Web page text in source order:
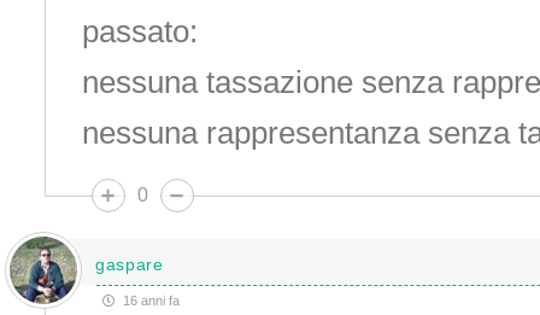
passato:
nessuna tassazione senza
nessuna rappresentanza senza
0
gaspare
16 anni fa